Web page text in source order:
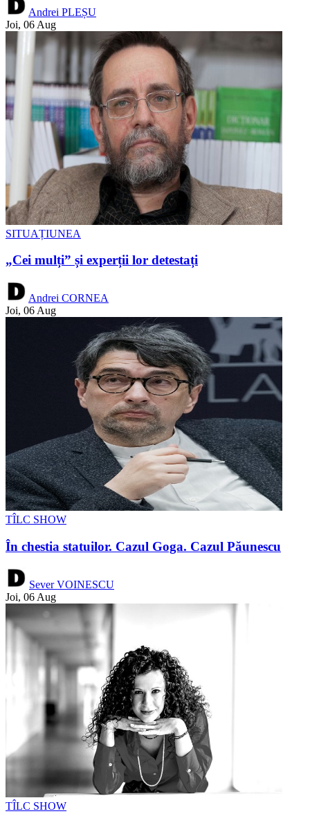
Andrei PLEȘU
Joi, 06 Aug
SITUAȚIUNEA
„Cei mulți” și experții lor detestați
Andrei CORNEA
Joi, 06 Aug
TÎLC SHOW
În chestia statuilor. Cazul Goga. Cazul Păunescu
Sever VOINESCU
Joi, 06 Aug
TÎLC SHOW